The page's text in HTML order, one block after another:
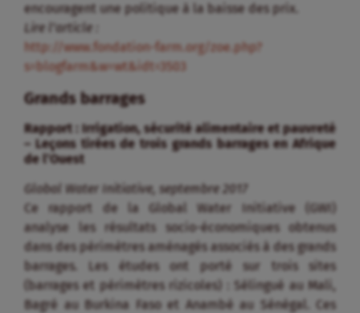
encouragent une politique à la baisse des prix.
Lire l’article :
http://www.fondation-farm.org/zoe.php?
s=blogfarm&w=wt&idt=3503
Grands barrages
Rapport : Irrigation, sécurité alimentaire et pauvreté
– Leçons tirées de trois grands barrages en Afrique
de l’Ouest
Global Water Initiative, septembre 2017
Ce rapport de la Global Water Initiative (GWI)
analyse les résultats socio-économiques obtenus
dans des périmètres aménagés associés à des grands
barrages. Les études ont porté sur trois sites
(barrages et périmètres rizicoles) : Sélingué au Mali,
Bagré au Burkina Faso et Anambé au Sénégal. Ces